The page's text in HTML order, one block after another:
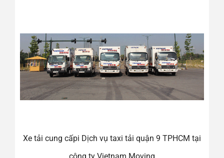
Xe tải cung cấpi Dịch vụ taxi tải quận 9 TPHCM tại